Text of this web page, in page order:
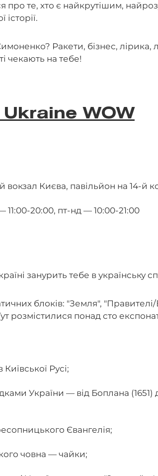
про те, хто є найкрутішим,
Ракети, бізнес, лірика,
чекають на тебе!
WOW
Києва, павільйон на 14-й
11:00-20:00, пт-нд — 10:00-21:00
занурить тебе в українську
блоків: "Земля", "Правителі/
розмістилися понад сто
Русі;
України — від Боплана (1651)
Євангелія;
човна — чайки;